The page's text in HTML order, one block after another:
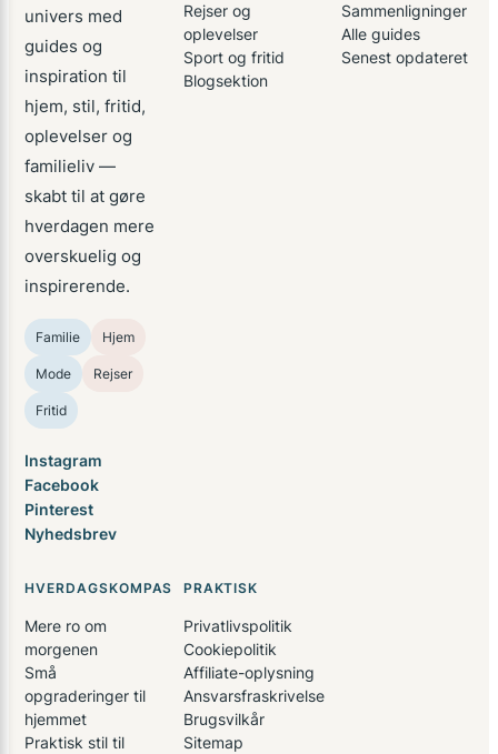
univers med
guides og
inspiration til
hjem, stil, fritid,
oplevelser og
familieliv —
skabt til at gøre
hverdagen mere
overskuelig og
inspirerende.
Familie Hjem
Mode Rejser
Fritid
Instagram
Facebook
Pinterest
Nyhedsbrev
Rejser og
oplevelser
Sport og fritid
Blogsektion
Sammenligninger
Alle guides
Senest opdateret
HVERDAGSKOMPAS
Mere ro om
morgenen
Små
opgraderinger til
hjemmet
Praktisk stil til
PRAKTISK
Privatlivspolitik
Cookiepolitik
Affiliate-oplysning
Ansvarsfraskrivelse
Brugsvilkår
Sitemap